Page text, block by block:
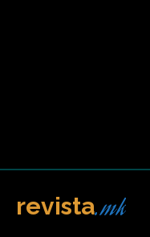
revista.mk